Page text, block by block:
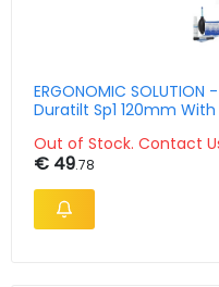
ERGONOMIC
Duratilt Sp1 120mm
Out of Stock. Contact
€ 49.78